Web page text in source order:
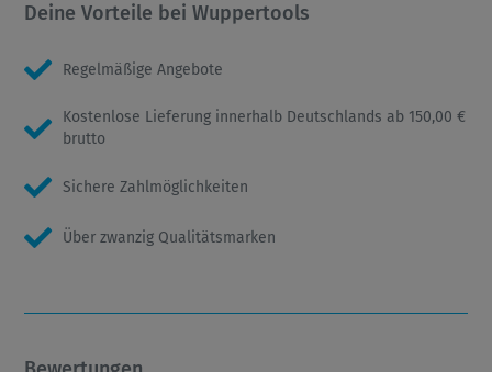
Deine Vorteile bei Wuppertools
Regelmäßige Angebote
Kostenlose Lieferung innerhalb Deutschlands ab 150,00 €
brutto
Sichere Zahlmöglichkeiten
Über zwanzig Qualitätsmarken